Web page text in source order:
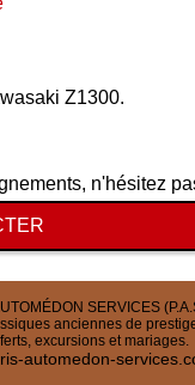
Z1300.
n'hésitez
SERVICES
anciennes de
excursions et mariages.
automedon-